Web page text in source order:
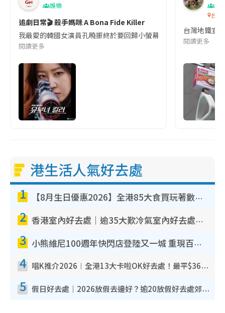
娛樂
追劇日常🎬 殺手媽咪 A Bona Fide Killer
我最愛的韓國女演員孔曉振終於要回歸小螢幕啦!這次的劇本改編
閱讀更多
吹
台灣
台灣地鐵宣
閱讀更多
港生活人氣好去處
1 【8月生日優惠2026】全港85大食買玩著數攻略 自助餐/火鍋放題同行免費＋誠品/DONKI送現金券
2 香港室內好去處｜逾35大歎冷氣室內好去處推介 室內活動免費避雨無懼落雨
3 小熊維尼100週年快閃店登陸又一城 重現百畝森林經典場景／獨家限定盲盒登場／專屬DIY香水
4 唱K推介2026︱全港13大卡啦OK好去處！最平$36起 日文K都有！(附地址+收費詳情)
5 假日好去處｜2026放假去邊好？逾20放假好去處郊外/秘景 休閒半日或一日遊